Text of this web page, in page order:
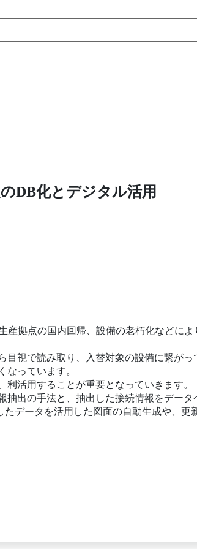
DB化とデジタル活用
拠点の国内回帰、設備の老朽化などによ
視で読み取り、入替対象の設備に繋が
なっています。
活用することが重要となっていきます。
出の手法と、抽出した接続情報をデータ
データを活用した図面の自動生成や、更